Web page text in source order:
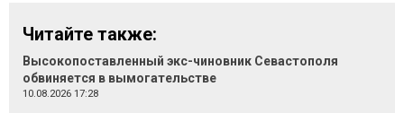
Читайте также:
Высокопоставленный экс-чиновник Севастополя
обвиняется в вымогательстве
10.08.2026 17:28